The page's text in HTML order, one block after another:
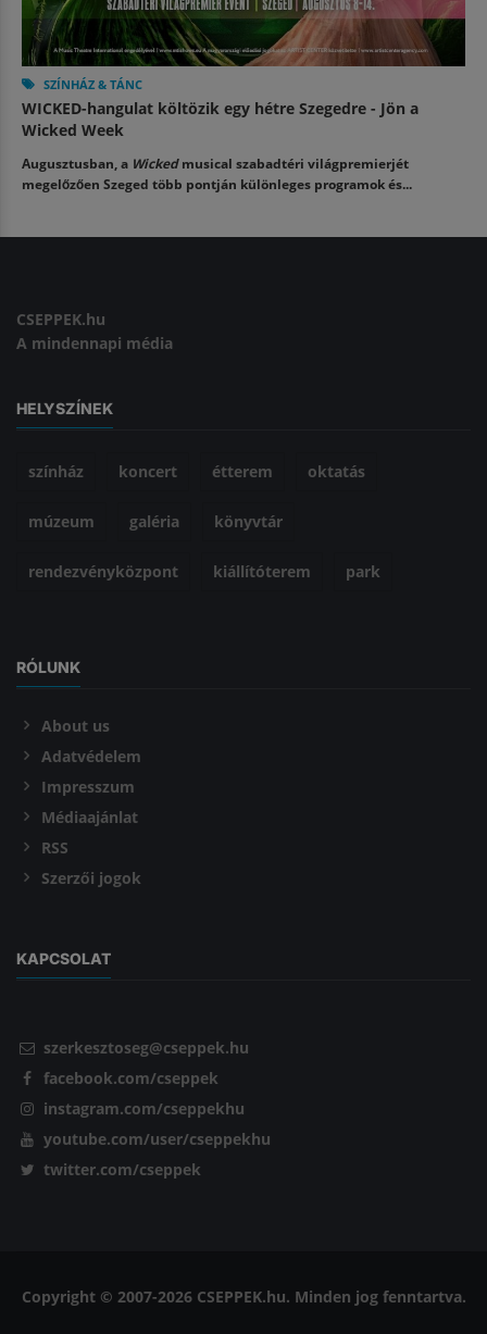
SZÍNHÁZ & TÁNC
WICKED-hangulat költözik egy hétre Szegedre - Jön a
Wicked Week
Augusztusban, a Wickedmusical szabadtéri világpremierjét
megelőzően Szeged több pontján különleges programok és...
CSEPPEK.hu
A mindennapi média
HELYSZÍNEK
színház koncert étterem oktatás
múzeum galéria könyvtár
rendezvényközpont kiállítóterem park
RÓLUNK
About us
Adatvédelem
Impresszum
Médiaajánlat
RSS
Szerzői jogok
KAPCSOLAT
szerkesztoseg@cseppek.hu
facebook.com/cseppek
instagram.com/cseppekhu
youtube.com/user/cseppekhu
twitter.com/cseppek
Copyright © 2007-2026 CSEPPEK.hu. Minden jog fenntartva.